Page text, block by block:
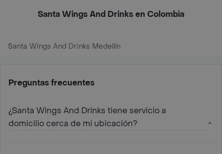
Santa Wings And Drinks en Colombia
Santa Wings And Drinks Medellín
Preguntas frecuentes
¿Santa Wings And Drinks tiene servicio a
domicilio cerca de mi ubicación?